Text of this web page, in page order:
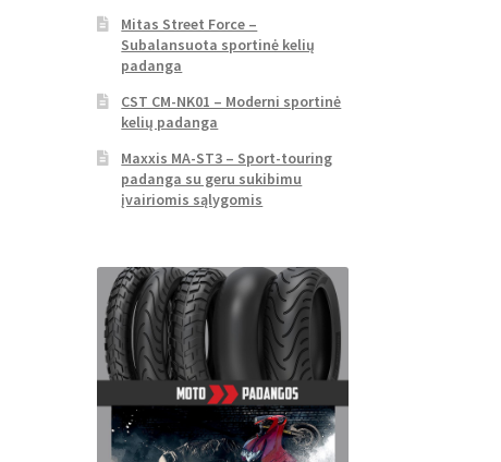
Mitas Street Force –
Subalansuota sportinė kelių
padanga
CST CM-NK01 – Moderni sportinė
kelių padanga
Maxxis MA-ST3 – Sport-touring
padanga su geru sukibimu
įvairiomis sąlygomis